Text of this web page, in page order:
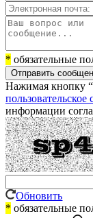
* обязательные
Отправить
Нажимая кнопку
пользовательское
информации
Обновить
* обязательные